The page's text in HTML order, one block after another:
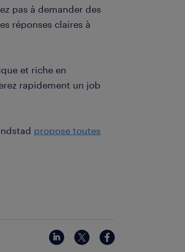
pas à demander des
réponses claires à
et riche en
rapidement un job
propose toutes